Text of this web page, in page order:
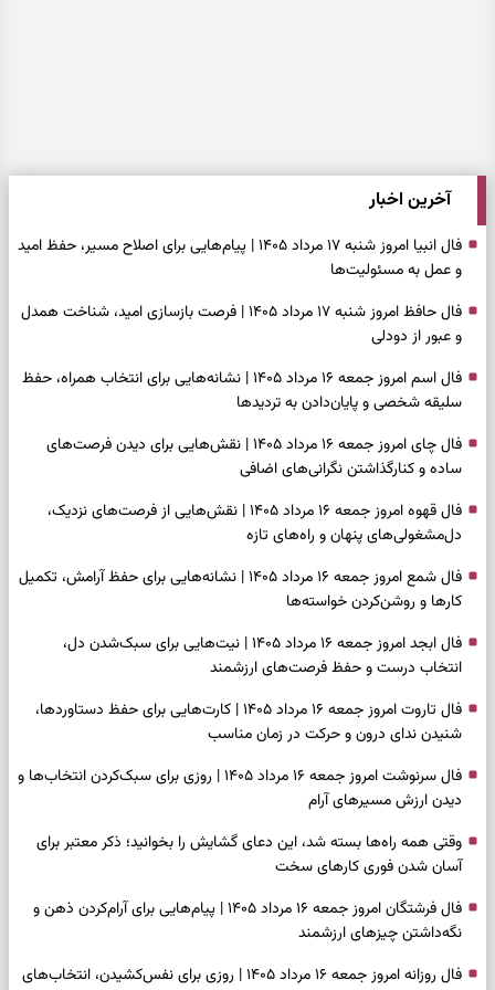
آخرین اخبار
فال انبیا امروز شنبه ۱۷ مرداد ۱۴۰۵ | پیام‌هایی برای اصلاح مسیر، حفظ امید
و عمل به مسئولیت‌ها
فال حافظ امروز شنبه ۱۷ مرداد ۱۴۰۵ | فرصت بازسازی امید، شناخت همدل
و عبور از دودلی
فال اسم امروز جمعه ۱۶ مرداد ۱۴۰۵ | نشانه‌هایی برای انتخاب همراه، حفظ
سلیقه شخصی و پایان‌دادن به تردیدها
فال چای امروز جمعه ۱۶ مرداد ۱۴۰۵ | نقش‌هایی برای دیدن فرصت‌های
ساده و کنارگذاشتن نگرانی‌های اضافی
فال قهوه امروز جمعه ۱۶ مرداد ۱۴۰۵ | نقش‌هایی از فرصت‌های نزدیک،
دل‌مشغولی‌های پنهان و راه‌های تازه
فال شمع امروز جمعه ۱۶ مرداد ۱۴۰۵ | نشانه‌هایی برای حفظ آرامش، تکمیل
کارها و روشن‌کردن خواسته‌ها
فال ابجد امروز جمعه ۱۶ مرداد ۱۴۰۵ | نیت‌هایی برای سبک‌شدن دل،
انتخاب درست و حفظ فرصت‌های ارزشمند
فال تاروت امروز جمعه ۱۶ مرداد ۱۴۰۵ | کارت‌هایی برای حفظ دستاوردها،
شنیدن ندای درون و حرکت در زمان مناسب
فال سرنوشت امروز جمعه ۱۶ مرداد ۱۴۰۵ | روزی برای سبک‌کردن انتخاب‌ها و
دیدن ارزش مسیرهای آرام
وقتی همه راه‌ها بسته شد، این دعای گشایش را بخوانید؛ ذکر معتبر برای
آسان شدن فوری کارهای سخت
فال فرشتگان امروز جمعه ۱۶ مرداد ۱۴۰۵ | پیام‌هایی برای آرام‌کردن ذهن و
نگه‌داشتن چیزهای ارزشمند
فال روزانه امروز جمعه ۱۶ مرداد ۱۴۰۵ | روزی برای نفس‌کشیدن، انتخاب‌های